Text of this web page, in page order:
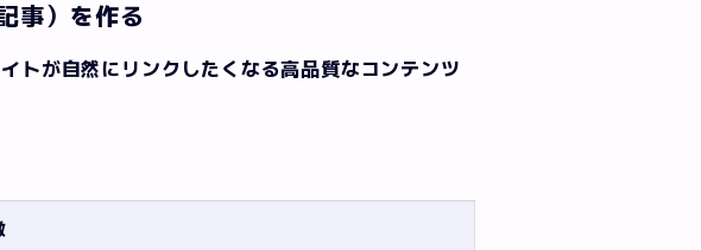
事）を作る
トが自然にリンクしたくなる高品質なコンテンツ